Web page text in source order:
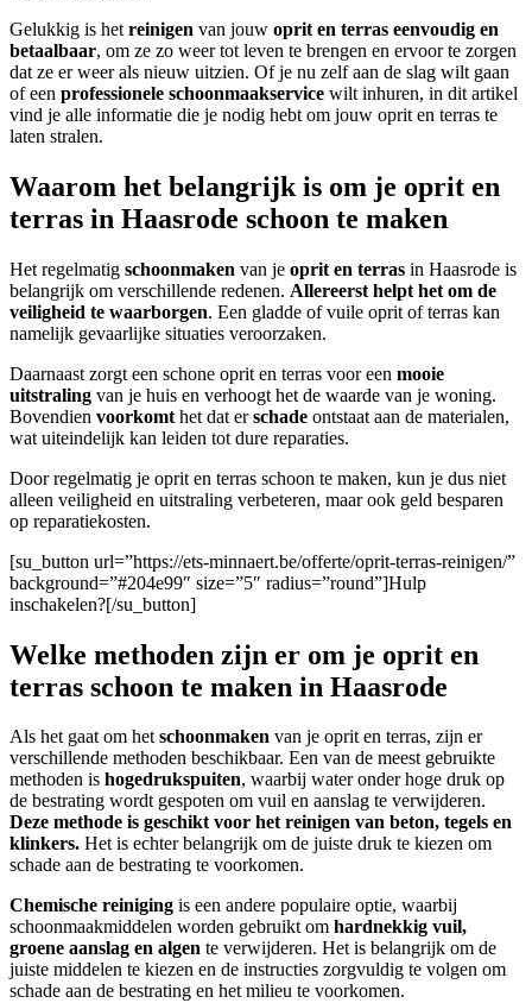
Gelukkig is het reinigen van jouw oprit en terras eenvoudig en
betaalbaar, om ze zo weer tot leven te brengen en ervoor te zorgen
dat ze er weer als nieuw uitzien. Of je nu zelf aan de slag wilt gaan
of een professionele schoonmaakservice wilt inhuren, in dit artikel
vind je alle informatie die je nodig hebt om jouw oprit en terras te
laten stralen.
Waarom het belangrijk is om je oprit en
terras in Haasrode schoon te maken
Het regelmatig schoonmaken van je oprit en terras in Haasrode is
belangrijk om verschillende redenen. Allereerst helpt het om de
veiligheid te waarborgen. Een gladde of vuile oprit of terras kan
namelijk gevaarlijke situaties veroorzaken.
Daarnaast zorgt een schone oprit en terras voor een mooie
uitstraling van je huis en verhoogt het de waarde van je woning.
Bovendien voorkomt het dat erschade ontstaat aan de materialen,
wat uiteindelijk kan leiden tot dure reparaties.
Door regelmatig je oprit en terras schoon te maken, kun je dus niet
alleen veiligheid en uitstraling verbeteren, maar ook geld besparen
op reparatiekosten.
[su_button url=”https://ets-minnaert.be/offerte/oprit-terras-reinigen/”
background=”#204e99″ size=”5″ radius=”round”]Hulp
inschakelen?[/su_button]
Welke methoden zijn er om je oprit en
terras schoon te maken in Haasrode
Als het gaat om hetschoonmaken van je oprit en terras, zijn er
verschillende methoden beschikbaar. Een van de meest gebruikte
methoden is hogedrukspuiten, waarbij water onder hoge druk op
de bestrating wordt gespoten om vuil en aanslag te verwijderen.
Deze methode is geschikt voor het reinigen van beton, tegels en
klinkers. Het is echter belangrijk om de juiste druk te kiezen om
schade aan de bestrating te voorkomen.
Chemische reiniging is een andere populaire optie, waarbij
schoonmaakmiddelen worden gebruikt om hardnekkig vuil,
groene aanslag en algen te verwijderen. Het is belangrijk om de
juiste middelen te kiezen en de instructies zorgvuldig te volgen om
schade aan de bestrating en het milieu te voorkomen.